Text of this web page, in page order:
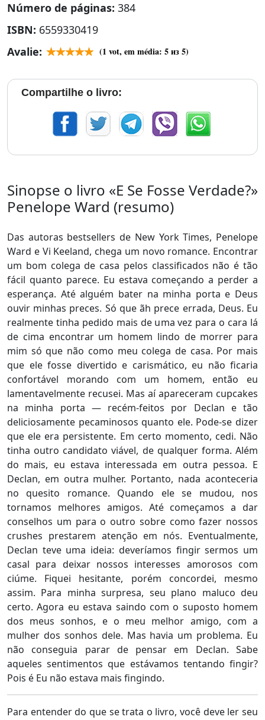
Número de páginas: 384
ISBN: 6559330419
Avalie:
(1 vot, em média: 5из 5)
Compartilhe o livro:
Sinopse o livro «E Se Fosse Verdade?»
Penelope Ward (resumo)
Das autoras bestsellers de New York Times, Penelope
Ward e Vi Keeland, chega um novo romance. Encontrar
um bom colega de casa pelos classificados não é tão
fácil quanto parece. Eu estava começando a perder a
esperança. Até alguém bater na minha porta e Deus
ouvir minhas preces. Só que ãh prece errada, Deus. Eu
realmente tinha pedido mais de uma vez para o cara lá
de cima encontrar um homem lindo de morrer para
mim só que não como meu colega de casa. Por mais
que ele fosse divertido e carismático, eu não ficaria
confortável morando com um homem, então eu
lamentavelmente recusei. Mas aí apareceram cupcakes
na minha porta ― recém-feitos por Declan e tão
deliciosamente pecaminosos quanto ele. Pode-se dizer
que ele era persistente. Em certo momento, cedi. Não
tinha outro candidato viável, de qualquer forma. Além
do mais, eu estava interessada em outra pessoa. E
Declan, em outra mulher. Portanto, nada aconteceria
no quesito romance. Quando ele se mudou, nos
tornamos melhores amigos. Até começamos a dar
conselhos um para o outro sobre como fazer nossos
crushes prestarem atenção em nós. Eventualmente,
Declan teve uma ideia: deveríamos fingir sermos um
casal para deixar nossos interesses amorosos com
ciúme. Fiquei hesitante, porém concordei, mesmo
assim. Para minha surpresa, seu plano maluco deu
certo. Agora eu estava saindo com o suposto homem
dos meus sonhos, e o meu melhor amigo, com a
mulher dos sonhos dele. Mas havia um problema. Eu
não conseguia parar de pensar em Declan. Sabe
aqueles sentimentos que estávamos tentando fingir?
Pois é Eu não estava mais fingindo.
Para entender do que se trata o livro, você deve ler seu